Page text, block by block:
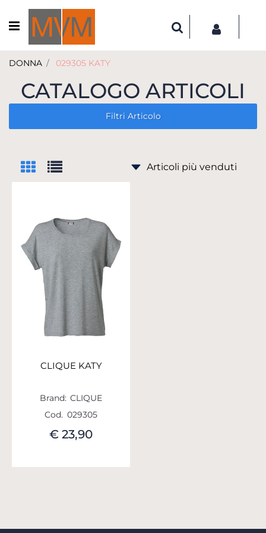
Open menu
DONNA 029305 KATY
CATALOGO ARTICOLI
Filtri Articolo
CLIQUE KATY
Brand: CLIQUE
Cod. 029305
€ 23,90